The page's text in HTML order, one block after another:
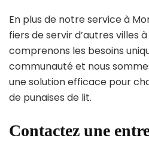
En plus de notre service à
fiers de servir d’autres villes
comprenons les besoins
communauté et nous
une solution efficace pour
de punaises de lit.
Contactez une